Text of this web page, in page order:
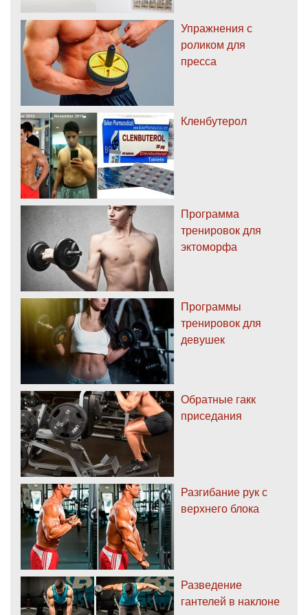
Упражнения с
роликом для
пресса
Кленбутерол
Программа
тренировок для
эктоморфа
Программы
тренировок для
девушек
Обратные гакк
приседания
Разгибание рук с
верхнего блока
Разведение
гантелей в наклоне